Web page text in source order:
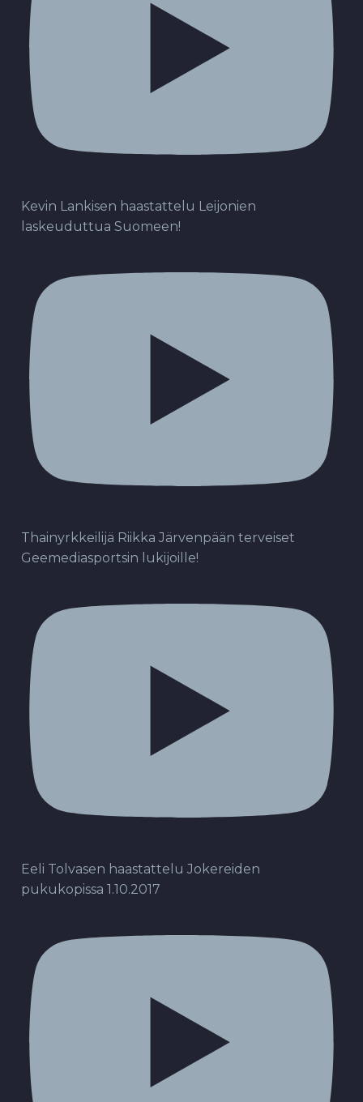
Kevin Lankisen haastattelu Leijonien
laskeuduttua Suomeen!
Thainyrkkeilijä Riikka Järvenpään terveiset
Geemediasportsin lukijoille!
Eeli Tolvasen haastattelu Jokereiden
pukukopissa 1.10.2017